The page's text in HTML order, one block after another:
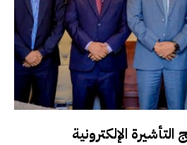
الإلكترونية